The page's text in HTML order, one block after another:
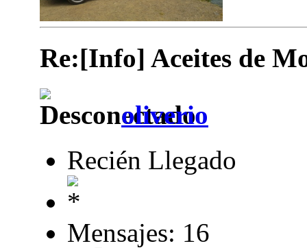
Re:[Info] Aceites de
oliverio
Recién Llegado
Mensajes: 16